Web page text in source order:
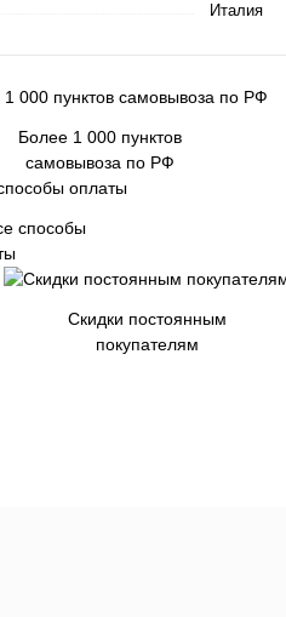
Италия
Более 1 000 пунктов
самовывоза по РФ
способы
Скидки постоянным
покупателям